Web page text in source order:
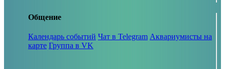
Общение
Календарь событий Чат в Telegram Аквариумисты на
карте Группа в VK